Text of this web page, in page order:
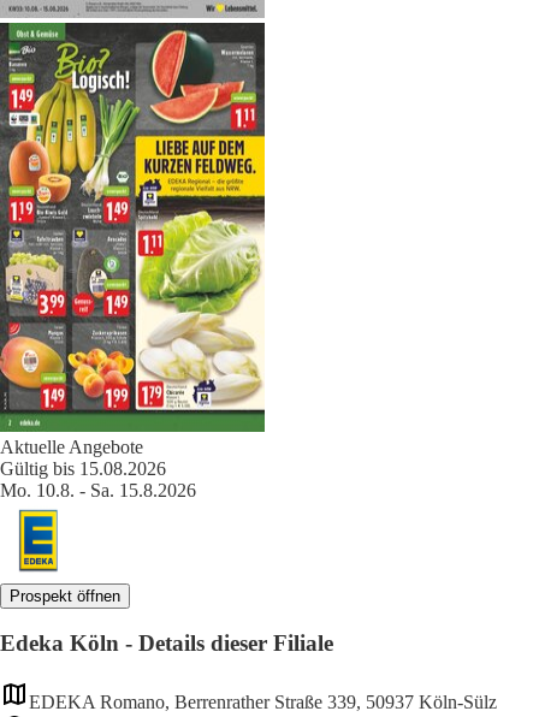
Aktuelle Angebote
Gültig bis 15.08.2026
Mo. 10.8. - Sa. 15.8.2026
Prospekt öffnen
Edeka Köln - Details dieser Filiale
EDEKA Romano, Berrenrather Straße 339, 50937 Köln-Sülz